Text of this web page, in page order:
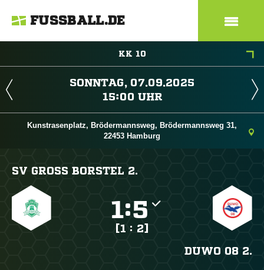
FUSSBALL.DE
KK 10
 
 
Kunstrasenplatz, Brödermannsweg, Brödermannsweg 31,
22453 Hamburg
SV GROSS BORSTEL 2.
:
[1 : 2]
DUWO 08 2.